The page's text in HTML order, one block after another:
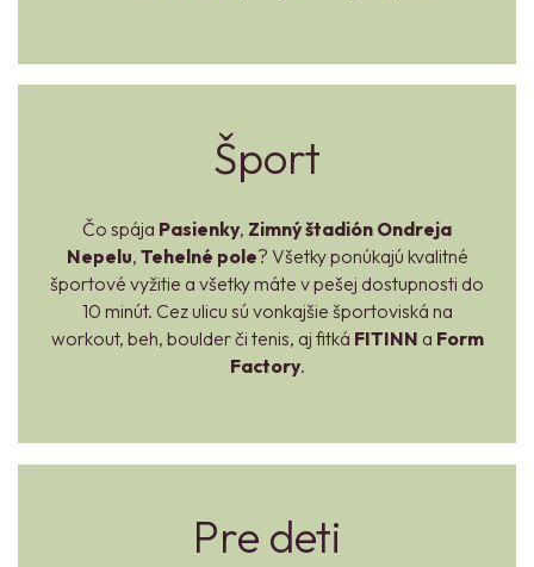
Šport
Čo spája Pasienky, Zimný štadión Ondreja
Nepelu, Tehelné pole? Všetky ponúkajú kvalitné
športové vyžitie a všetky máte v pešej dostupnosti do
10 minút. Cez ulicu sú vonkajšie športoviská na
workout, beh, boulder či tenis, aj fitká FITINN a Form
Factory.
Pre deti